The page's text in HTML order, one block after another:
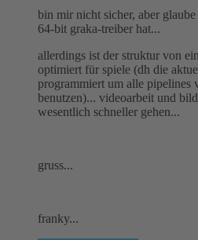
bin mir nicht sicher, aber
64-bit graka-treiber hat...
allerdings ist der struktur von
optimiert für spiele (dh die
programmiert um alle pipelines
benutzen)... videoarbeit und
wesentlich schneller gehen...
gruss...
franky...